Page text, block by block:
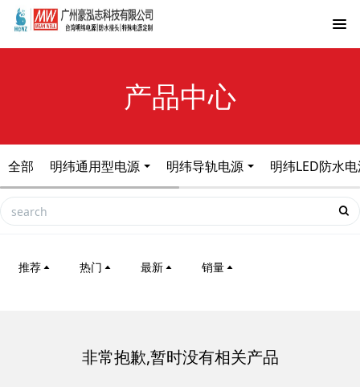
产品中心
全部 明纬通用型电源 明纬导轨电源 明纬LED防水
推荐 热门 最新 销量
非常抱歉,暂时没有相关产品